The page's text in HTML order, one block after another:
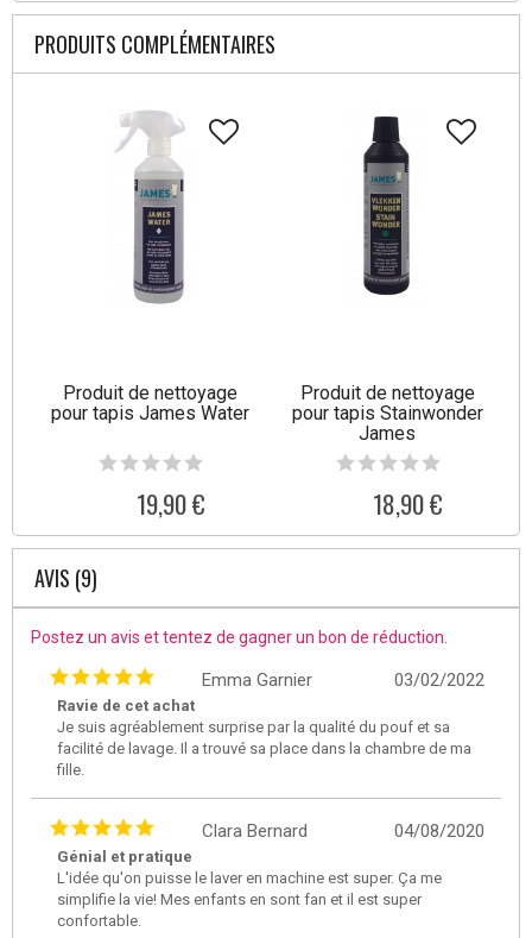
PRODUITS COMPLÉMENTAIRES
Produit de nettoyage
pour tapis James Water
19,90 €
Produit de nettoyage
pour tapis Stainwonder
James
18,90 €
AVIS (9)
Postez un avis et tentez de gagner un bon de réduction.
03/02/2022
Emma Garnier
Ravie de cet achat
Je suis agréablement surprise par la qualité du pouf et sa
facilité de lavage. Il a trouvé sa place dans la chambre de ma
fille.
04/08/2020
Clara Bernard
Génial et pratique
L'idée qu'on puisse le laver en machine est super. Ça me
simplifie la vie! Mes enfants en sont fan et il est super
confortable.